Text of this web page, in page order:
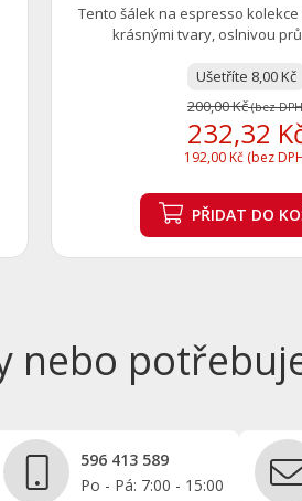
Tento šálek na espresso
krásnými tvary, oslnivou
Ušetříte 8,00 Kč
200,00 Kč(bez
232,32
192,00 Kč (bez
PŘIDAT DO
nebo
596 413 589
Po - Pá: 7:00 - 15:00